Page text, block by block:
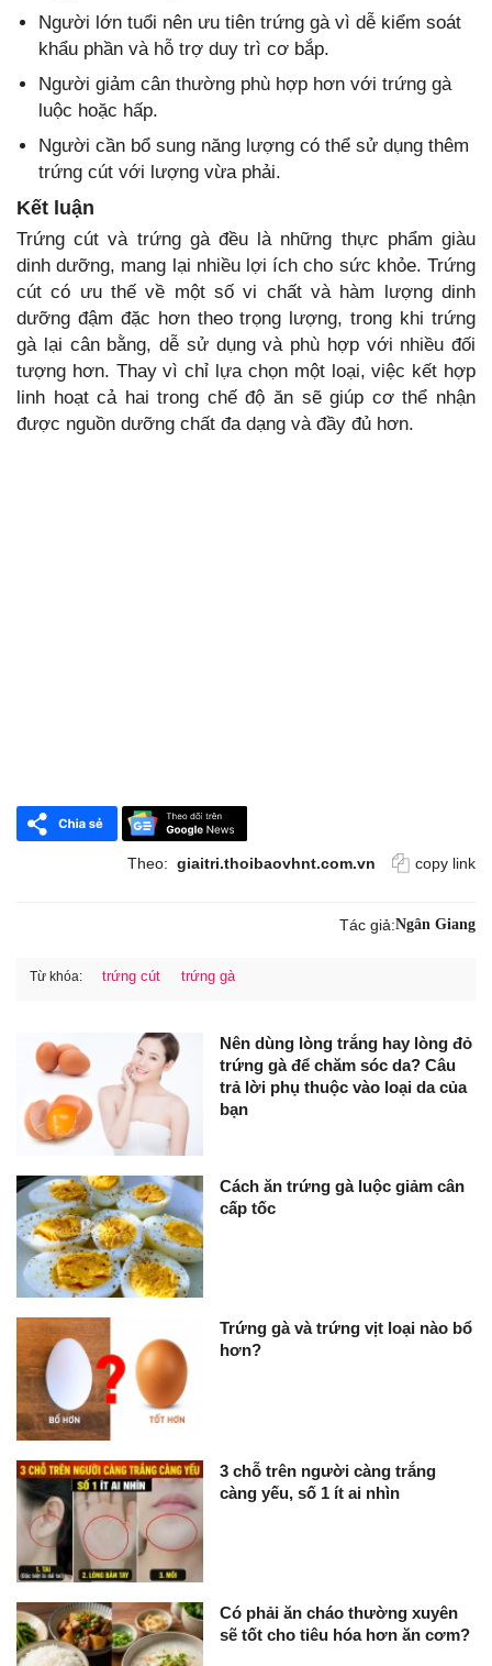
Người lớn tuổi nên ưu tiên trứng gà vì dễ kiểm soát
khẩu phần và hỗ trợ duy trì cơ bắp.
Người giảm cân thường phù hợp hơn với trứng gà
luộc hoặc hấp.
Người cần bổ sung năng lượng có thể sử dụng thêm
trứng cút với lượng vừa phải.
Kết luận
Trứng cút và trứng gà đều là những thực phẩm giàu
dinh dưỡng, mang lại nhiều lợi ích cho sức khỏe. Trứng
cút có ưu thế về một số vi chất và hàm lượng dinh
dưỡng đậm đặc hơn theo trọng lượng, trong khi trứng
gà lại cân bằng, dễ sử dụng và phù hợp với nhiều đối
tượng hơn. Thay vì chỉ lựa chọn một loại, việc kết hợp
linh hoạt cả hai trong chế độ ăn sẽ giúp cơ thể nhận
được nguồn dưỡng chất đa dạng và đầy đủ hơn.
Theo: giaitri.thoibaovhnt.com.vn copy link
Tác giả:Ngân Giang
Từ khóa: trứng cút trứng gà
Nên dùng lòng trắng hay lòng đỏ
trứng gà để chăm sóc da? Câu
trả lời phụ thuộc vào loại da của
bạn
Cách ăn trứng gà luộc giảm cân
cấp tốc
Trứng gà và trứng vịt loại nào bổ
hơn?
3 chỗ trên người càng trắng
càng yếu, số 1 ít ai nhìn
Có phải ăn cháo thường xuyên
sẽ tốt cho tiêu hóa hơn ăn cơm?